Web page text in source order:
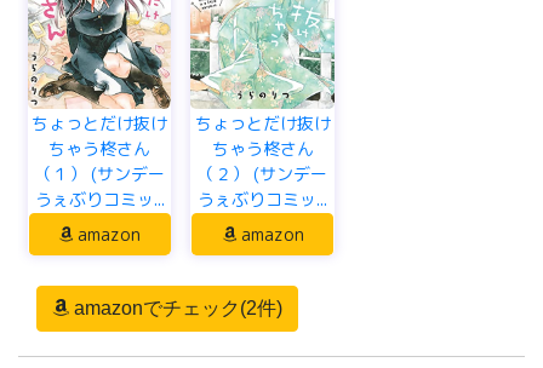
ちょっとだけ抜け
ちゃう柊さん
（１） (サンデー
うぇぶりコミッ...
amazon
ちょっとだけ抜け
ちゃう柊さん
（２） (サンデー
うぇぶりコミッ...
amazon
amazonでチェック(2件)